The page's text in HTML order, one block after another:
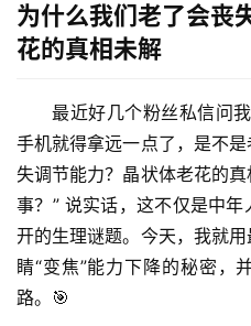
为什么我们老了会丧
花的真相未解
最近好几个粉丝私信问
手机就得拿远一点了，是不是
失调节能力？晶状体老花的
事？” 说实话，这不仅是中
开的生理谜题。今天，我就
睛“变焦”能力下降的秘密，
路。🎯